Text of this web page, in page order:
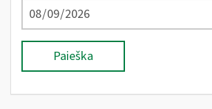
Paieška